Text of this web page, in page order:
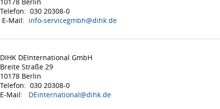
Telefon: 030 20308-0
E-Mail: info-servicegmbh@dihk.de
DIHK DEInternational GmbH
Breite Straße 29
10178 Berlin
Telefon: 030 20308-0
E-Mail: DEinternational@dihk.de